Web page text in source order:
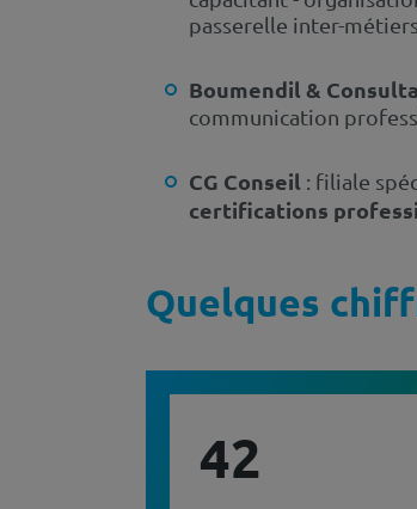
passerelle inter-métiers.
Boumendil &
communication
CG Conseil : filiale
certifications
Quelques
42